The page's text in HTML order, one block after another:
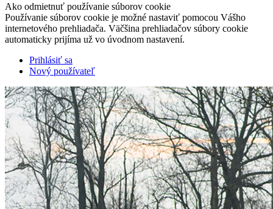
Ako odmietnuť používanie súborov cookie
Používanie súborov cookie je možné nastaviť pomocou Vášho
internetového prehliadača. Väčšina prehliadačov súbory cookie
automaticky prijíma už vo úvodnom nastavení.
Prihlásiť sa
Nový používateľ